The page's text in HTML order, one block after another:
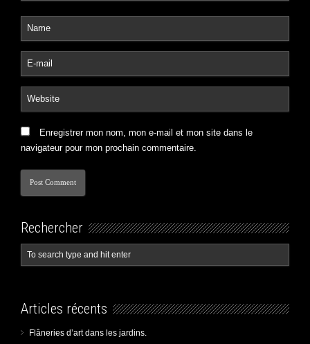
Enregistrer mon nom, mon e-mail et mon site dans le
navigateur pour mon prochain commentaire.
Rechercher
Articles récents
Flâneries d’art dans les jardins.